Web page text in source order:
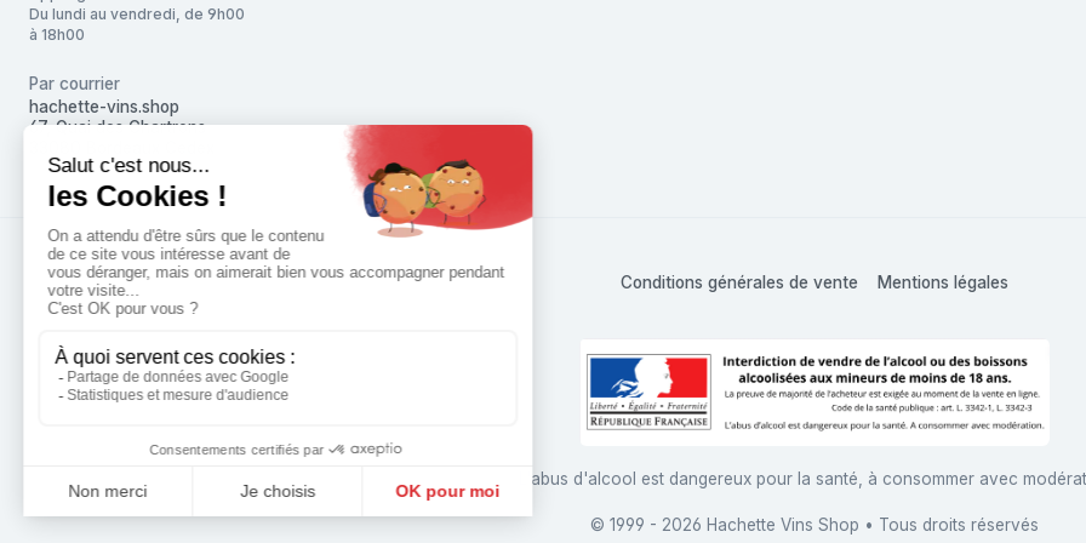
Du lundi au vendredi, de 9h00
à 18h00
Par courrier
hachette-vins.shop
67, Quai des Chartrons
Conditions générales de vente Mentions légales
L'abus d'alcool est dangereux pour la santé, à consommer avec
© 1999 - 2026 Hachette Vins Shop • Tous droits réservés